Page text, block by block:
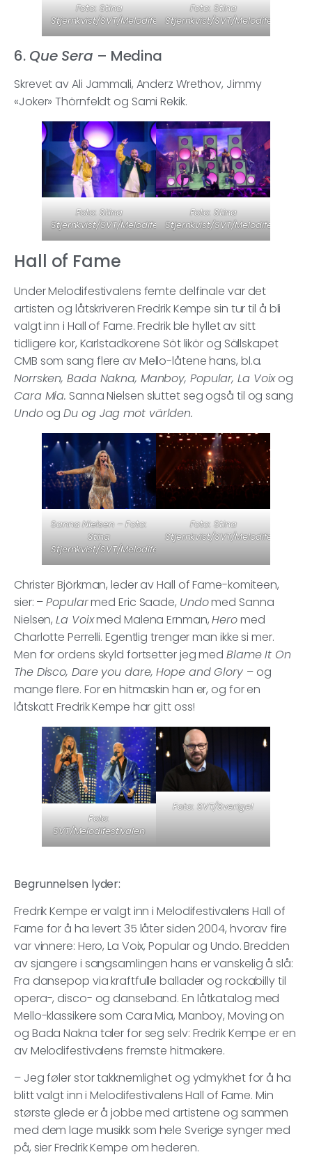
Foto: Stina
Stjernkvist/SVT/Melodifestivalen
Foto: Stina
Stjernkvist/SVT/Melodifestivalen
6. Que Sera – Medina
Skrevet av Ali Jammali, Anderz Wrethov, Jimmy
«Joker» Thörnfeldt og Sami Rekik.
Foto: Stina
Stjernkvist/SVT/Melodifestivalen
Foto: Stina
Stjernkvist/SVT/Melodifestivalen
Hall of Fame
Under Melodifestivalens femte delfinale var det
artisten og låtskriveren Fredrik Kempe sin tur til å bli
valgt inn i Hall of Fame. Fredrik ble hyllet av sitt
tidligere kor, Karlstadkorene Söt likör og Sällskapet
CMB som sang flere av Mello-låtene hans, bl.a.
Norrsken, Bada Nakna, Manboy, Popular, La Voixog
Cara Mia. Sanna Nielsen sluttet seg også til og sang
UndoogDu og Jag mot världen.
Sanna Nielsen – Foto:
Stina
Stjernkvist/SVT/Melodifestivalen
Foto: Stina
Stjernkvist/SVT/Melodifestivalen
Christer Björkman, leder av Hall of Fame-komiteen,
sier: –Popularmed Eric Saade, Undomed Sanna
Nielsen,La Voixmed Malena Ernman,Heromed
Charlotte Perrelli. Egentlig trenger man ikke si mer.
Men for ordens skyld fortsetter jeg med Blame It On
The Disco, Dare you dare, Hope and Glory – og
mange flere. For en hitmaskin han er, og for en
låtskatt Fredrik Kempe har gitt oss!
Foto:
SVT/Melodifestivalen
Foto: SVT/Sverige!
Begrunnelsen lyder:
Fredrik Kempe er valgt inn i Melodifestivalens Hall of
Fame for å ha levert 35 låter siden 2004, hvorav fire
var vinnere: Hero, La Voix, Popular og Undo. Bredden
av sjangere i sangsamlingen hans er vanskelig å slå:
Fra dansepop via kraftfulle ballader og rockabilly til
opera-, disco- og danseband. En låtkatalog med
Mello-klassikere som Cara Mia, Manboy, Moving on
og Bada Nakna taler for seg selv: Fredrik Kempe er en
av Melodifestivalens fremste hitmakere.
– Jeg føler stor takknemlighet og ydmykhet for å ha
blitt valgt inn i Melodifestivalens Hall of Fame. Min
største glede er å jobbe med artistene og sammen
med dem lage musikk som hele Sverige synger med
på, sier Fredrik Kempe om hederen.